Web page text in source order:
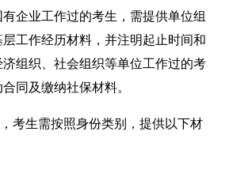
企业工作过的考生，需提供单位组
工作经历材料，并注明起止时间和
组织、社会组织等单位工作过的考
同及缴纳社保材料。
考生需按照身份类别，提供以下材